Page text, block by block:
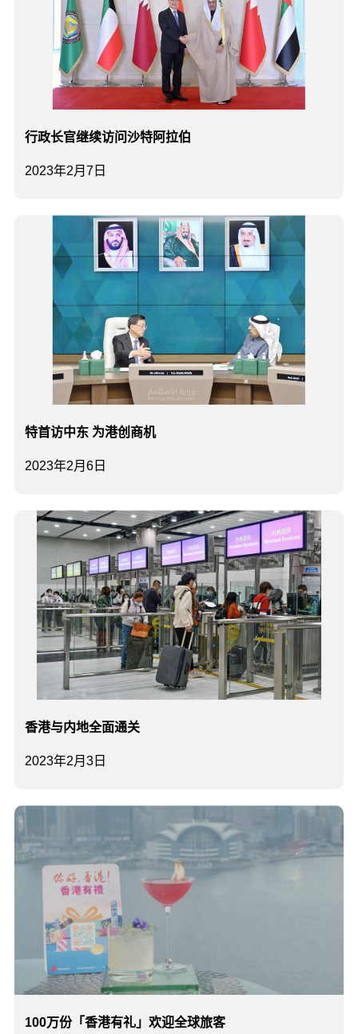
2023年2月7日
行政长官继续访问沙特阿拉伯
2023年2月6日
特首访中东 为港创商机
2023年2月3日
香港与内地全面通关
100万份「香港有礼」欢迎全球旅客